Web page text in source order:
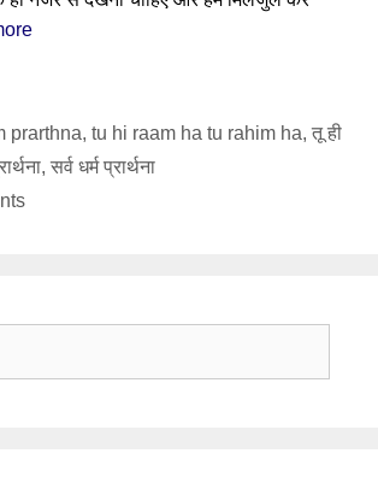
prarthna, tu hi raam ha tu rahim ha, तू ही
, सर्व धर्म प्रार्थना